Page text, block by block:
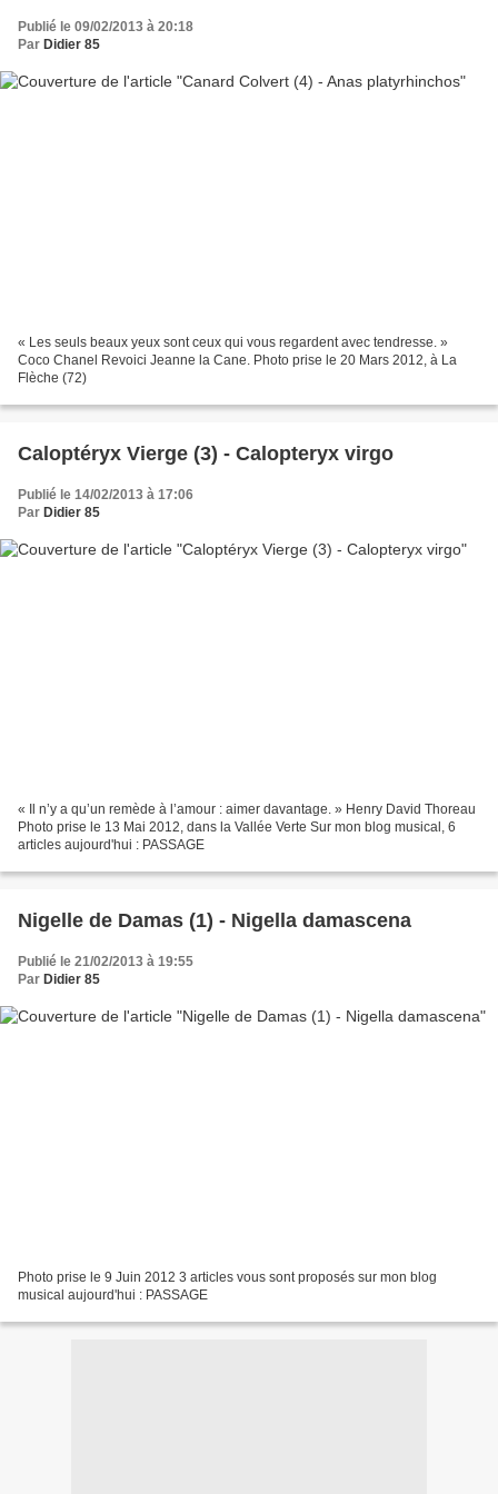
Publié le 09/02/2013 à 20:18
Par Didier 85
« Les seuls beaux yeux sont ceux qui vous regardent avec tendresse. »
Coco Chanel Revoici Jeanne la Cane. Photo prise le 20 Mars 2012, à La
Flèche (72)
Caloptéryx Vierge (3) - Calopteryx virgo
Publié le 14/02/2013 à 17:06
Par Didier 85
« Il n’y a qu’un remède à l’amour : aimer davantage. » Henry David Thoreau
Photo prise le 13 Mai 2012, dans la Vallée Verte Sur mon blog musical, 6
articles aujourd'hui : PASSAGE
Nigelle de Damas (1) - Nigella damascena
Publié le 21/02/2013 à 19:55
Par Didier 85
Photo prise le 9 Juin 2012 3 articles vous sont proposés sur mon blog
musical aujourd'hui : PASSAGE